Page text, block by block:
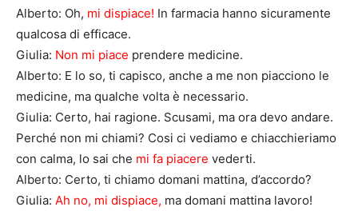
Alberto: Oh, mi dispiace! In farmacia hanno sicuramente
qualcosa di efficace.
Giulia: Non mi piace prendere medicine.
Alberto: E lo so, ti capisco, anche a me non piacciono le
medicine, ma qualche volta è necessario.
Giulia: Certo, hai ragione. Scusami, ma ora devo andare.
Perché non mi chiami? Cosi ci vediamo e chiacchieriamo
con calma, lo sai che mi fa piacere vederti.
Alberto: Certo, ti chiamo domani mattina, d’accordo?
Giulia: Ah no, mi dispiace, ma domani mattina lavoro!